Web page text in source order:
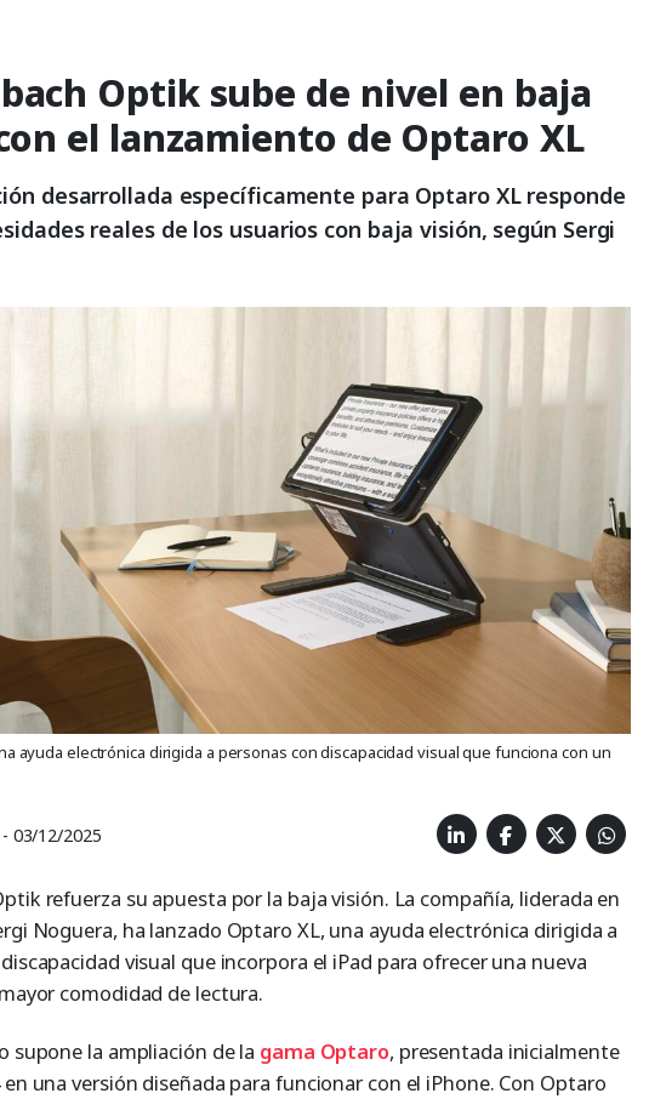
Optik sube de nivel en baja
el lanzamiento de Optaro XL
desarrollada específicamente para Optaro XL responde
reales de los usuarios con baja visión, según Sergi
ayuda electrónica dirigida a personas con discapacidad visual que funciona con un
03/12/2025
refuerza su apuesta por la baja visión. La compañía, liderada en
Noguera, ha lanzado Optaro XL, una ayuda electrónica dirigida a
visual que incorpora el iPad para ofrecer una nueva
comodidad de lectura.
supone la ampliación de la gama Optaro, presentada inicialmente
en una versión diseñada para funcionar con el iPhone. Con Optaro